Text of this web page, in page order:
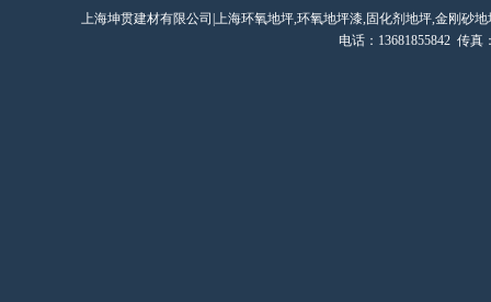
上海坤贯建材有限公司|上海环氧地坪,环氧地坪漆,固化剂地坪,金刚砂
电话：13681855842 传真